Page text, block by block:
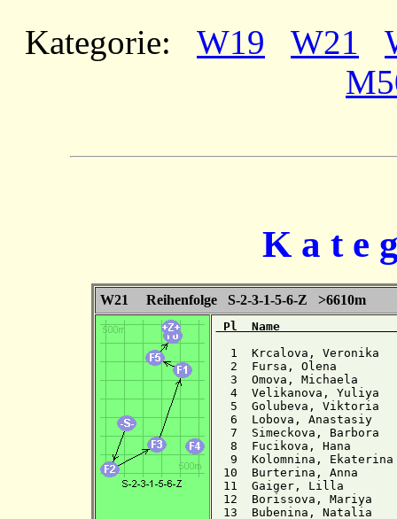
Kategorie: W19 W21
K a t e
W21 Reihenfolge S-2-3-1-5-6-Z >6610m
Pl  Name
1  Krcalova, Veronika
2  Fursa, Olena
3  Omova, Michaela
4  Velikanova, Yuliya
5  Golubeva, Viktoria
6  Lobova, Anastasiy
7  Simeckova, Barbora
8  Fucikova, Hana
9  Kolomnina,
10  Burterina, Anna
11  Gaiger, Lilla
12  Borissova, Mariya
13  Bubenina, Natalia